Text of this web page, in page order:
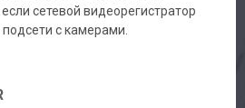
сетевой видеорегистратор
с камерами.